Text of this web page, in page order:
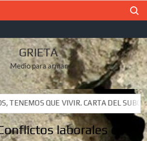
GRIETA
Medio para armar
INSURGENTE MOISÉS
INSURGENTE MOISÉS
laborales en